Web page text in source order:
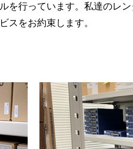
を行っています。私達のレ
スをお約束します。